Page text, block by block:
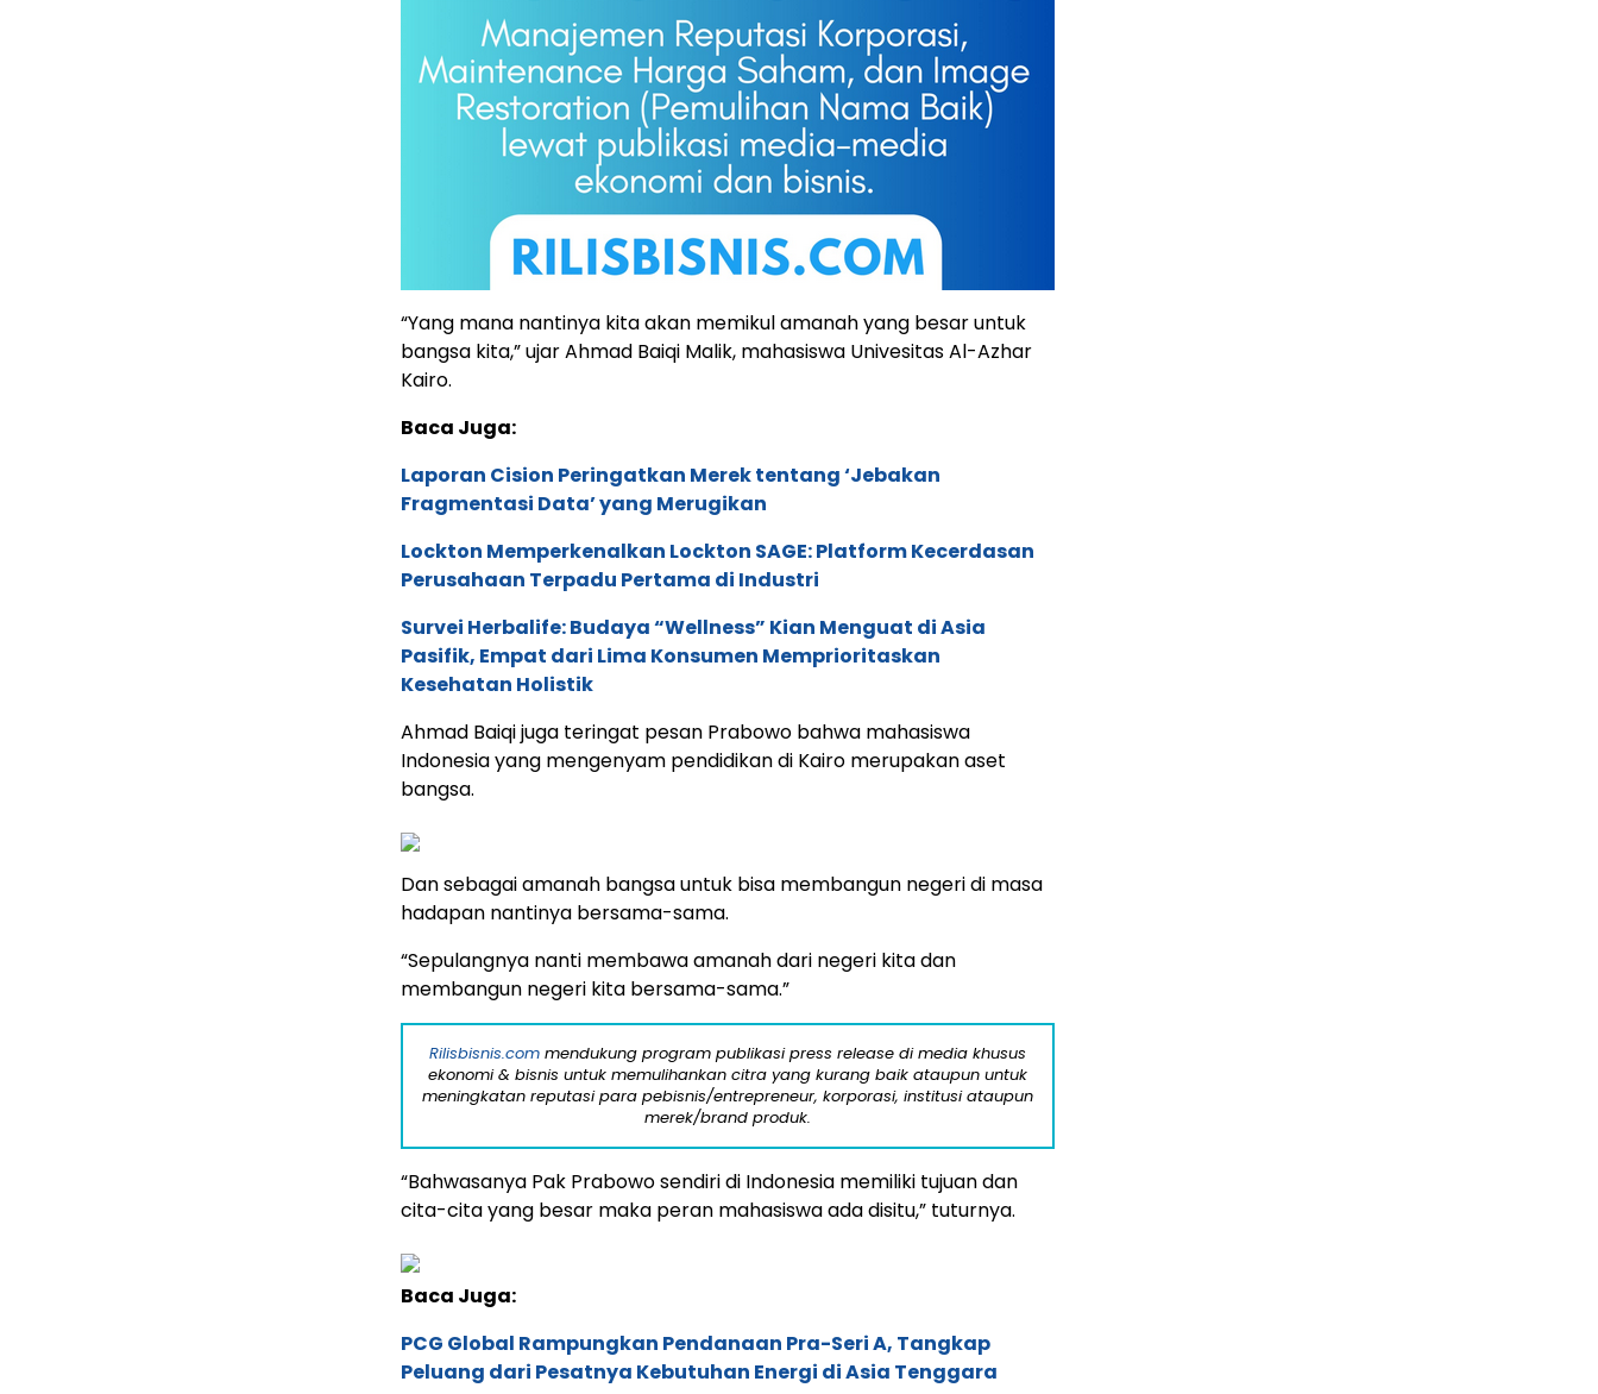
“Yang mana nantinya kita akan memikul amanah yang besar untuk
bangsa kita,” ujar Ahmad Baiqi Malik, mahasiswa Univesitas Al-Azhar
Kairo.
Baca Juga:
Laporan Cision Peringatkan Merek tentang ‘Jebakan
Fragmentasi Data’ yang Merugikan
Lockton Memperkenalkan Lockton SAGE: Platform Kecerdasan
Perusahaan Terpadu Pertama di Industri
Survei Herbalife: Budaya “Wellness” Kian Menguat di Asia
Pasifik, Empat dari Lima Konsumen Memprioritaskan
Kesehatan Holistik
Ahmad Baiqi juga teringat pesan Prabowo bahwa mahasiswa
Indonesia yang mengenyam pendidikan di Kairo merupakan aset
bangsa.
Dan sebagai amanah bangsa untuk bisa membangun negeri di masa
hadapan nantinya bersama-sama.
“Sepulangnya nanti membawa amanah dari negeri kita dan
membangun negeri kita bersama-sama.”
Rilisbisnis.com mendukung program publikasi press release di media khusus
ekonomi & bisnis untuk memulihankan citra yang kurang baik ataupun untuk
meningkatan reputasi para pebisnis/entrepreneur, korporasi, institusi ataupun
merek/brand produk.
“Bahwasanya Pak Prabowo sendiri di Indonesia memiliki tujuan dan
cita-cita yang besar maka peran mahasiswa ada disitu,” tuturnya.
Baca Juga:
PCG Global Rampungkan Pendanaan Pra-Seri A, Tangkap
Peluang dari Pesatnya Kebutuhan Energi di Asia Tenggara